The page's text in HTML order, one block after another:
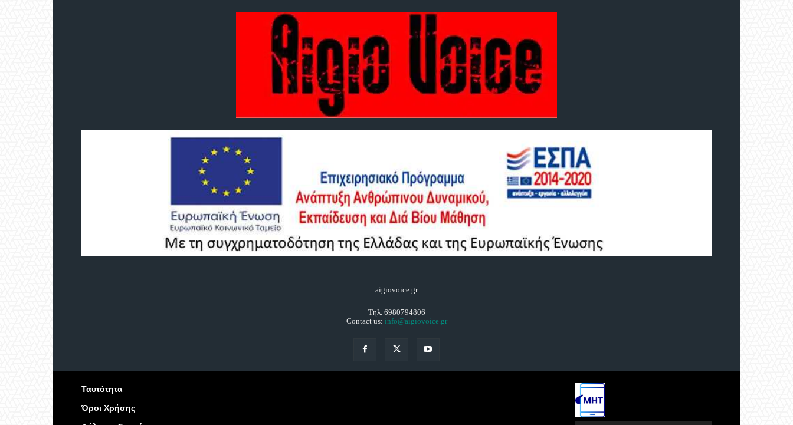
aigiovoice.gr
Τηλ. 6980794806
Contact us: info@aigiovoice.gr
Ταυτότητα
Όροι Χρήσης